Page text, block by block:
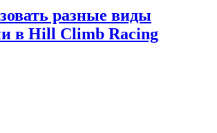
разные виды
в Hill Climb Racing